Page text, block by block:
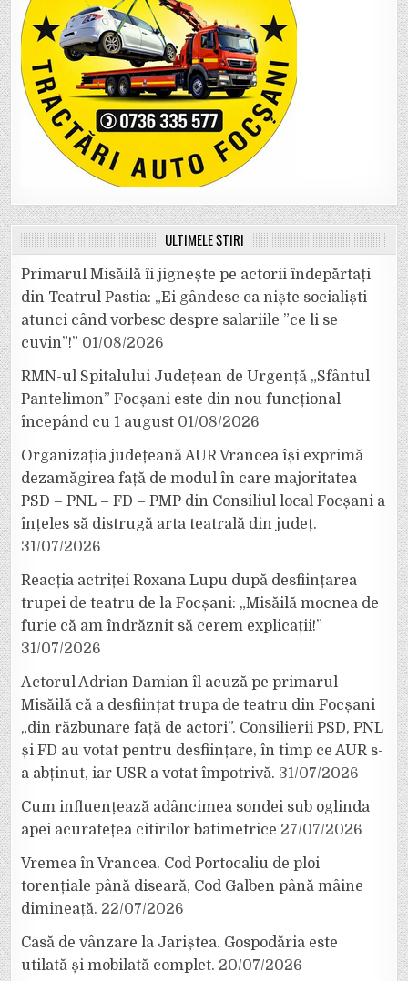
ULTIMELE ȘTIRI
Primarul Misăilă îi jignește pe actorii îndepărtați
din Teatrul Pastia: „Ei gândesc ca niște socialiști
atunci când vorbesc despre salariile ”ce li se
cuvin”!” 01/08/2026
RMN-ul Spitalului Județean de Urgență „Sfântul
Pantelimon” Focșani este din nou funcțional
începând cu 1 august 01/08/2026
Organizația județeană AUR Vrancea își exprimă
dezamăgirea față de modul în care majoritatea
PSD – PNL – FD – PMP din Consiliul local Focșani a
înțeles să distrugă arta teatrală din județ.
31/07/2026
Reacția actriței Roxana Lupu după desființarea
trupei de teatru de la Focșani: „Misăilă mocnea de
furie că am îndrăznit să cerem explicații!”
31/07/2026
Actorul Adrian Damian îl acuză pe primarul
Misăilă că a desființat trupa de teatru din Focșani
„din răzbunare față de actori”. Consilierii PSD, PNL
și FD au votat pentru desființare, în timp ce AUR s-
a abținut, iar USR a votat împotrivă. 31/07/2026
Cum influențează adâncimea sondei sub oglinda
apei acuratețea citirilor batimetrice 27/07/2026
Vremea în Vrancea. Cod Portocaliu de ploi
torențiale până diseară, Cod Galben până mâine
dimineață. 22/07/2026
Casă de vânzare la Jariștea. Gospodăria este
utilată și mobilată complet. 20/07/2026